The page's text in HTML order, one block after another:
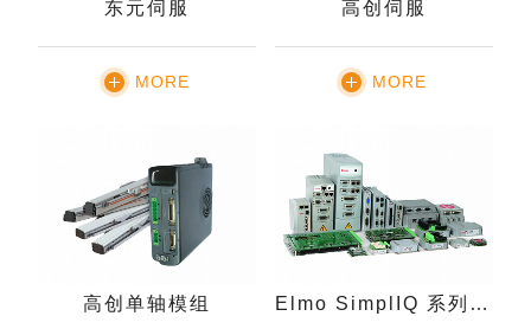
东元伺服
MORE
高创伺服
MORE
高创单轴模组 Elmo SimplIQ 系列伺服